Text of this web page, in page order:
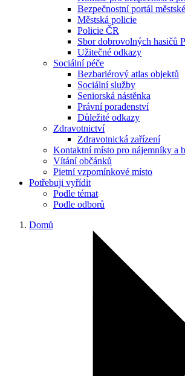
Bezpečnostní portál
Městská policie
Policie ČR
Sbor dobrovolných hasičů
Užitečné odkazy
Sociální péče
Bezbariérový atlas objektů
Sociální služby
Seniorská nástěnka
Právní poradenství
Důležité odkazy
Zdravotnictví
Zdravotnická zařízení
Kontaktní místo pro nájemníky a
Vítání občánků
Pietní vzpomínkové místo
Potřebuji vyřídit
Podle témat
Podle odborů
Domů